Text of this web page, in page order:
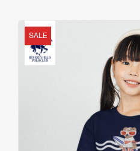
การตั้งค่าการแสดงผลสีของแต่ละหน้าจอ
สินค้าและบรรจุภัณฑ์ต้องอยู่ในสภาพ
อ่านเงื่อนไขเพิ่มเติม
https://www.bhpcthailand.com/
SALE